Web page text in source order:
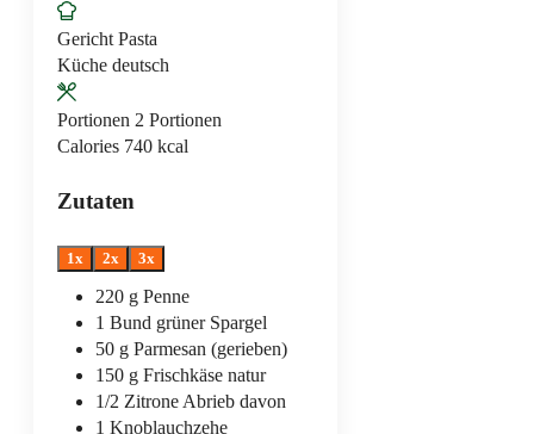
Gericht Pasta
Küche deutsch
Portionen 2 Portionen
Calories 740 kcal
Zutaten
1x 2x 3x
220 g Penne
1 Bund grüner Spargel
50 g Parmesan (gerieben)
150 g Frischkäse natur
1/2 Zitrone Abrieb davon
1 Knoblauchzehe